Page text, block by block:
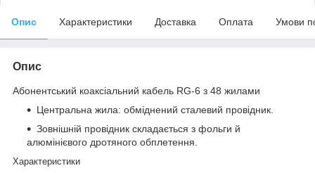
Опис Характеристики Доставка Оплата Умови
Опис
Абонентський коаксіальний кабель RG-6 з 48 жилами
Центральна жила: обміднений сталевий провідник.
Зовнішній провідник складається з фольги й
алюмінієвого дротяного обплетення.
Характеристики